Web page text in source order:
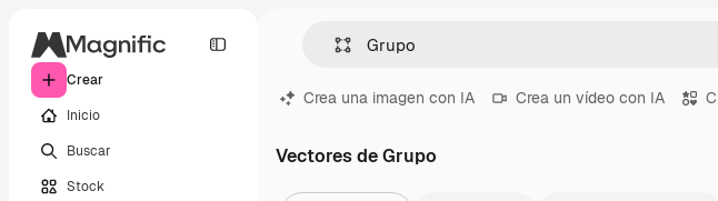
Crear
Inicio
Buscar
Stock
Crea una imagen con IA Crea un vídeo con IA
Vectores de Grupo